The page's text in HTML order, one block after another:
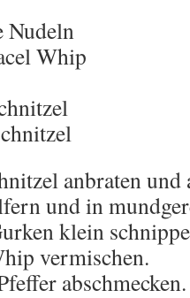
Nudeln
Whip
anbraten
und in
klein
vermischen.
abschmecken.